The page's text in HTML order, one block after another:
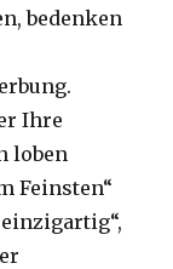
bedenken
Ihre
loben
Feinsten“